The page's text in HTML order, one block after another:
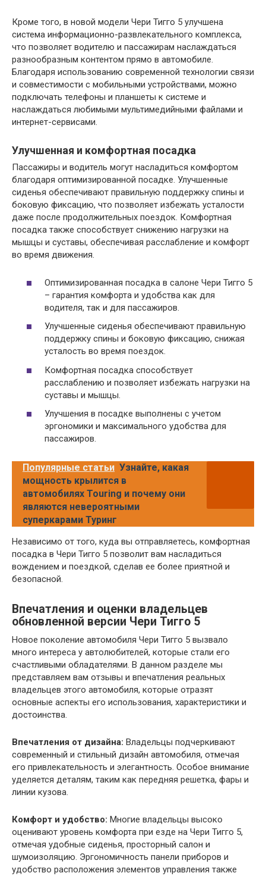
Кроме того, в новой модели Чери Тигго 5 улучшена
система информационно-развлекательного комплекса,
что позволяет водителю и пассажирам наслаждаться
разнообразным контентом прямо в автомобиле.
Благодаря использованию современной технологии связи
и совместимости с мобильными устройствами, можно
подключать телефоны и планшеты к системе и
наслаждаться любимыми мультимедийными файлами и
интернет-сервисами.
Улучшенная и комфортная посадка
Пассажиры и водитель могут насладиться комфортом
благодаря оптимизированной посадке. Улучшенные
сиденья обеспечивают правильную поддержку спины и
боковую фиксацию, что позволяет избежать усталости
даже после продолжительных поездок. Комфортная
посадка также способствует снижению нагрузки на
мышцы и суставы, обеспечивая расслабление и комфорт
во время движения.
Оптимизированная посадка в салоне Чери Тигго 5
– гарантия комфорта и удобства как для
водителя, так и для пассажиров.
Улучшенные сиденья обеспечивают правильную
поддержку спины и боковую фиксацию, снижая
усталость во время поездок.
Комфортная посадка способствует
расслаблению и позволяет избежать нагрузки на
суставы и мышцы.
Улучшения в посадке выполнены с учетом
эргономики и максимального удобства для
пассажиров.
Популярные статьи Узнайте, какая
мощность крылится в
автомобилях Touring и почему они
являются невероятными
суперкарами Туринг
Независимо от того, куда вы отправляетесь, комфортная
посадка в Чери Тигго 5 позволит вам насладиться
вождением и поездкой, сделав ее более приятной и
безопасной.
Впечатления и оценки владельцев
обновленной версии Чери Тигго 5
Новое поколение автомобиля Чери Тигго 5 вызвало
много интереса у автолюбителей, которые стали его
счастливыми обладателями. В данном разделе мы
представляем вам отзывы и впечатления реальных
владельцев этого автомобиля, которые отразят
основные аспекты его использования, характеристики и
достоинства.
Впечатления от дизайна: Владельцы подчеркивают
современный и стильный дизайн автомобиля, отмечая
его привлекательность и элегантность. Особое внимание
уделяется деталям, таким как передняя решетка, фары и
линии кузова.
Комфорт и удобство: Многие владельцы высоко
оценивают уровень комфорта при езде на Чери Тигго 5,
отмечая удобные сиденья, просторный салон и
шумоизоляцию. Эргономичность панели приборов и
удобство расположения элементов управления также